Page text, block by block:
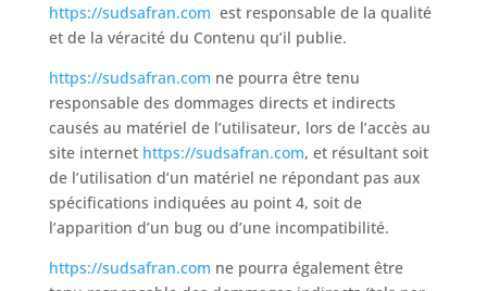
https://sudsafran.com est responsable de la qualité
et de la véracité du Contenu qu’il publie.
https://sudsafran.com ne pourra être tenu
responsable des dommages directs et indirects
causés au matériel de l’utilisateur, lors de l’accès au
site internet https://sudsafran.com, et résultant soit
de l’utilisation d’un matériel ne répondant pas aux
spécifications indiquées au point 4, soit de
l’apparition d’un bug ou d’une incompatibilité.
https://sudsafran.com ne pourra également être